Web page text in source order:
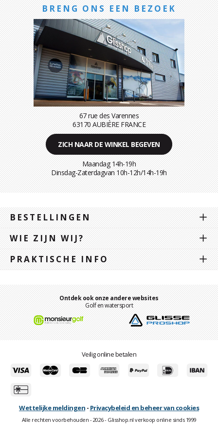
BRENG ONS EEN BEZOEK
67 rue des Varennes
63170 AUBIÈRE FRANCE
ZICH NAAR DE WINKEL BEGEVEN
Maandag 14h-19h
Dinsdag-Zaterdagvan 10h-12h/14h-19h
BESTELLINGEN
WIE ZIJN WIJ?
PRAKTISCHE INFO
Ontdek ook onze andere websites
Golf en watersport
Veilig online betalen
Wettelijke meldingen - Privacybeleid en beheer van cookies
Alle rechten voorbehouden - 2026 - Glisshop.nl verkoop online sinds 1999